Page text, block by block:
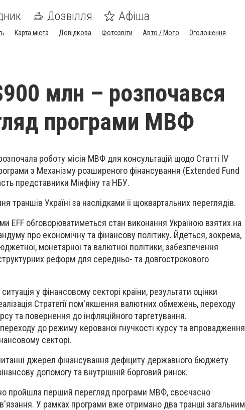
Дозвілля Афіша
Карта міста Довідкова Фотозвіти Авто / Мото Оголошення
млн – розпочався
програми МВФ
роботу місія МВФ для консультацій щодо Статті IV
з Механізму розширеного фінансування (Extended Fund
представники Мінфіну та НБУ.
траншів Україні за наслідками її щоквартальних переглядів.
EFF обговорюватиметься стан виконання Україною взятих на
про економічну та фінансову політику. Йдеться, зокрема,
монетарної та валютної політики, забезпечення
реформ для середньо- та довгострокового
у фінансовому секторі країни, результати оцінки
Стратегії пом'якшення валютних обмежень, переходу
та повернення до інфляційного таргетування.
до режиму керованої гнучкості курсу та впровадження
секторі.
джерел фінансування дефіциту державного бюджету
допомогу та внутрішній борговий ринок.
пройшла перший перегляд програми МВФ, своєчасно
У рамках програми вже отримано два транші загальним